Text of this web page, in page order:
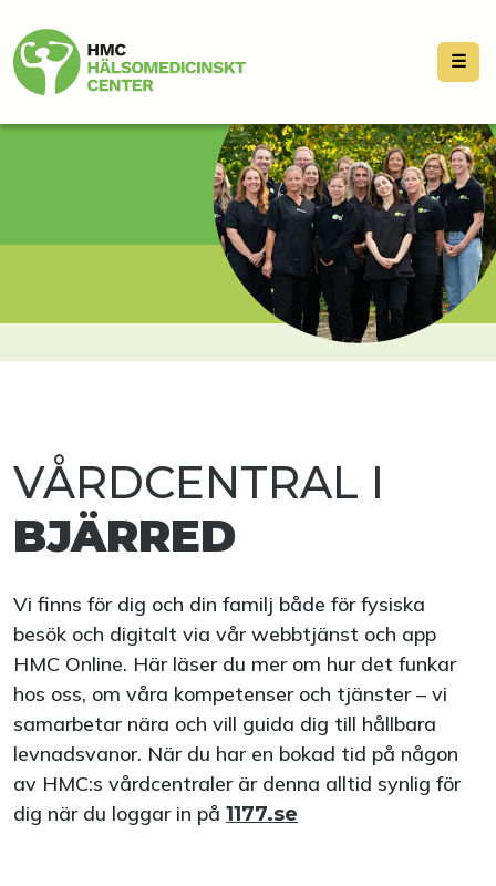
☰
VÅRDCENTRAL I
BJÄRRED
Vi finns för dig och din familj både för fysiska
besök och digitalt via vår webbtjänst och app
HMC Online. Här läser du mer om hur det funkar
hos oss, om våra kompetenser och tjänster – vi
samarbetar nära och vill guida dig till hållbara
levnadsvanor. När du har en bokad tid på någon
av HMC:s vårdcentraler är denna alltid synlig för
dig när du loggar in på 1177.se